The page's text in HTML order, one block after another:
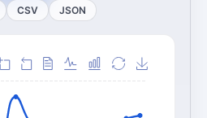
CSV JSON